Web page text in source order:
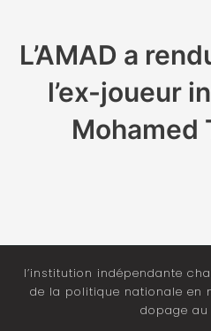
L’AMAD a
l’ex-joueur
Mohamed
l’institution indépendante
de la politique nationale en
dopage au